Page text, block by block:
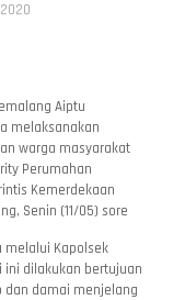
Aiptu
melaksanakan
warga masyarakat
Perumahan
Kemerdekaan
Senin (11/05) sore
melalui Kapolsek
ini dilakukan bertujuan
dan damai menjelang